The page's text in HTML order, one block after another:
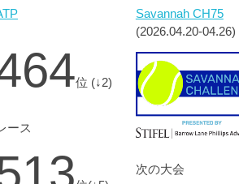
位 (↓2)
ース
Savannah CH75
(2026.04.20-04.26)
次の大会